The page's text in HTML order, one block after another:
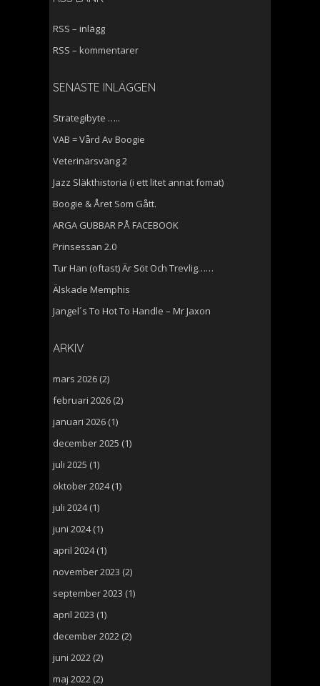
RSS – inlägg
RSS – kommentarer
SENASTE INLÄGGEN
Strategibyte …..
VAB = Vård Av Boogie
Veterinärsväng 2
Jazz Släkthistoria (i ett litet annat fomat)
Boogie & Året Som Gått.
ARGA GUBBAR PÅ FACEBOOK
Prinsessan 2.0
Tur Han (oftast) Är Söt Och Trevlig……
Älskade Memphis
Jangel´s To Hot To Handle – Mr Jaxon
ARKIV
mars 2026 (2)
februari 2026 (2)
januari 2026 (1)
december 2025 (1)
juli 2025 (1)
oktober 2024(1)
juli 2024(1)
juni 2024(1)
april 2024(1)
november 2023 (2)
september 2023 (1)
april 2023 (1)
december 2022 (2)
juni 2022 (2)
maj 2022 (2)